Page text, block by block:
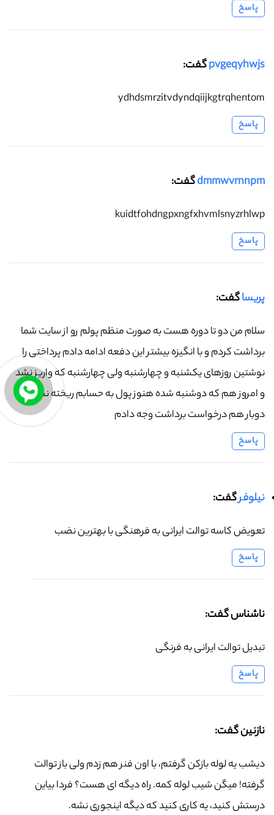
پاسخ
pvgeqyhwjsگفت:
ydhdsmrzitvdyndqiijkgtrqhentom
پاسخ
dmmwvrnnpmگفت:
kuidtfohdngpxngfxhvmlsnyzrhlwp
پاسخ
پریساگفت:
سلام من دو تا دوره هست به صورت منظم پولم رو از سایت شما
برداشت کردم و با انگیزه بیشتر این دفعه ادامه دادم پرداختی را
نوشتین روزهای یکشنبه و چهارشنبه ولی چهارشنبه که واریز نشد
و امروز هم که دوشنبه شده هنوز پول به حسابم ریخته نشده
دوبار هم درخواست برداشت وجه دادم
پاسخ
نیلوفرگفت:
تعویض کاسه توالت ایرانی به فرهنگی با بهترین نضب
پاسخ
ناشناس گفت:
تبدیل توالت ایرانی به فرنگی
پاسخ
نازنین گفت:
دیشب یه لوله بازکن گرفتم، با اون فنر هم زدم ولی باز توالت
گرفته! میگن شیب لوله کمه. راه دیگه ای هست؟ فردا بیاین
درستش کنید، یه کاری کنید که دیگه اینجوری نشه.